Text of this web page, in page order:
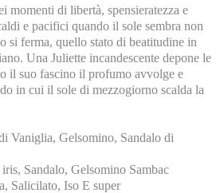
momenti di libertà, spensieratezza e
e pacifici quando il sole sembra non
si ferma, quello stato di beatitudine in
Una Juliette incandescente depone le
il suo fascino il profumo avvolge e
in cui il sole di mezzogiorno scalda la
Vaniglia, Gelsomino, Sandalo di
Sandalo, Gelsomino Sambac
Salicilato, Iso E super